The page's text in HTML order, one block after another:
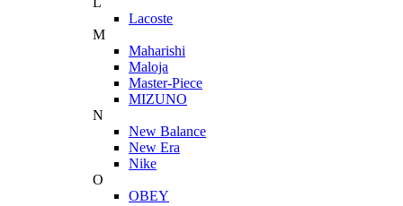
Lacoste
M
Maharishi
Maloja
Master-Piece
MIZUNO
N
New Balance
New Era
Nike
O
OBEY